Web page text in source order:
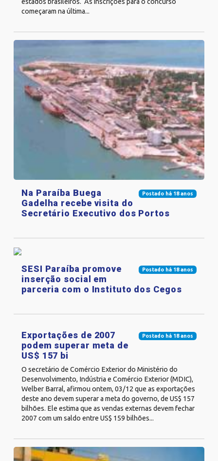
estados brasileiros. As inscrições para o concurso
começaram na última...
Postado há 18 anos
Na Paraíba Buega
Gadelha recebe visita do
Secretário Executivo dos Portos
Postado há 18 anos
SESI Paraíba promove
inserção social em
parceria com o Instituto dos Cegos
Postado há 18 anos
Exportações de 2007
podem superar meta de
US$ 157 bi
O secretário de Comércio Exterior do Ministério do
Desenvolvimento, Indústria e Comércio Exterior (MDIC),
Welber Barral, afirmou ontem, 03/12 que as exportações
deste ano devem superar a meta do governo, de US$ 157
bilhões. Ele estima que as vendas externas devem fechar
2007 com um saldo entre US$ 159 bilhões...